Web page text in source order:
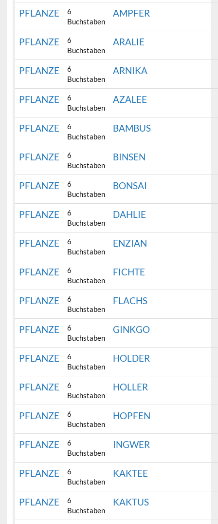
PFLANZE
6
Buchstaben
AMPFER
PFLANZE
6
Buchstaben
ARALIE
PFLANZE
6
Buchstaben
ARNIKA
PFLANZE
6
Buchstaben
AZALEE
PFLANZE
6
Buchstaben
BAMBUS
PFLANZE
6
Buchstaben
BINSEN
PFLANZE
6
Buchstaben
BONSAI
PFLANZE
6
Buchstaben
DAHLIE
PFLANZE
6
Buchstaben
ENZIAN
PFLANZE
6
Buchstaben
FICHTE
PFLANZE
6
Buchstaben
FLACHS
PFLANZE
6
Buchstaben
GINKGO
PFLANZE
6
Buchstaben
HOLDER
PFLANZE
6
Buchstaben
HOLLER
PFLANZE
6
Buchstaben
HOPFEN
PFLANZE
6
Buchstaben
INGWER
PFLANZE
6
Buchstaben
KAKTEE
PFLANZE
6
Buchstaben
KAKTUS